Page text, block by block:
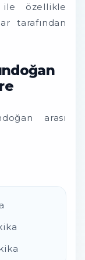
ile özellikle
tarafından
arası